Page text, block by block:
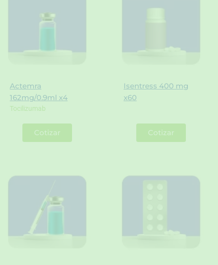
Actemra
162mg/0.9ml x4
Tocilizumab
Cotizar
Isentress 400 mg
x60
Cotizar